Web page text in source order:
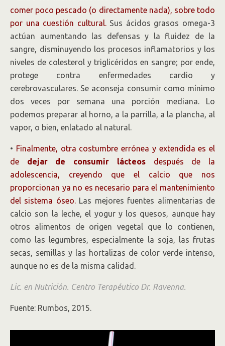
comer poco pescado (o directamente nada), sobre todo
por una cuestión cultural.Sus ácidos grasos omega-3
actúan aumentando las defensas y la fluidez de la
sangre, disminuyendo los procesos inflamatorios y los
niveles de colesterol y triglicéridos en sangre; por ende,
protege contra enfermedades cardio y
cerebrovasculares. Se aconseja consumir como mínimo
dos veces por semana una porción mediana. Lo
podemos preparar al horno, a la parrilla, a la plancha, al
vapor, o bien, enlatado al natural.
• Finalmente, otra costumbre errónea y extendida es el
de dejar de consumir lácteosdespués de la
adolescencia, creyendo que el calcio que nos
proporcionan ya no es necesario para el mantenimiento
del sistema óseo.Las mejores fuentes alimentarias de
calcio son la leche, el yogur y los quesos, aunque hay
otros alimentos de origen vegetal que lo contienen,
como las legumbres, especialmente la soja, las frutas
secas, semillas y las hortalizas de color verde intenso,
aunque no es de la misma calidad.
Lic. en Nutrición. Centro Terapéutico Dr. Ravenna.
Fuente: Rumbos, 2015.